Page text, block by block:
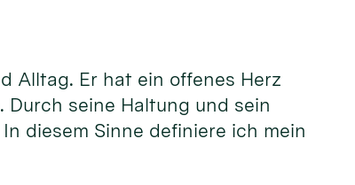
Alltag. Er hat ein offenes Herz
seine Haltung und sein
diesem Sinne definiere ich mein